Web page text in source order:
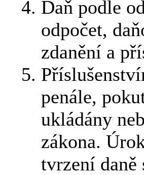
Daň podle
odpočet,
zdanění a
penále,
ukládány
zákona.
tvrzení daně